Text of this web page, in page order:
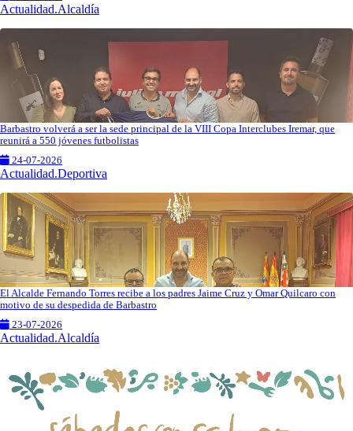
Actualidad.Alcaldía
Barbastro volverá a ser la sede principal de la VIII Copa Interclubes Iremar, que
reunirá a 550 jóvenes futbolistas
24-07-2026
Actualidad.Deportiva
El Alcalde Fernando Torres recibe a los padres Jaime Cruz y Omar Quilcaro con
motivo de su despedida de Barbastro
23-07-2026
Actualidad.Alcaldía